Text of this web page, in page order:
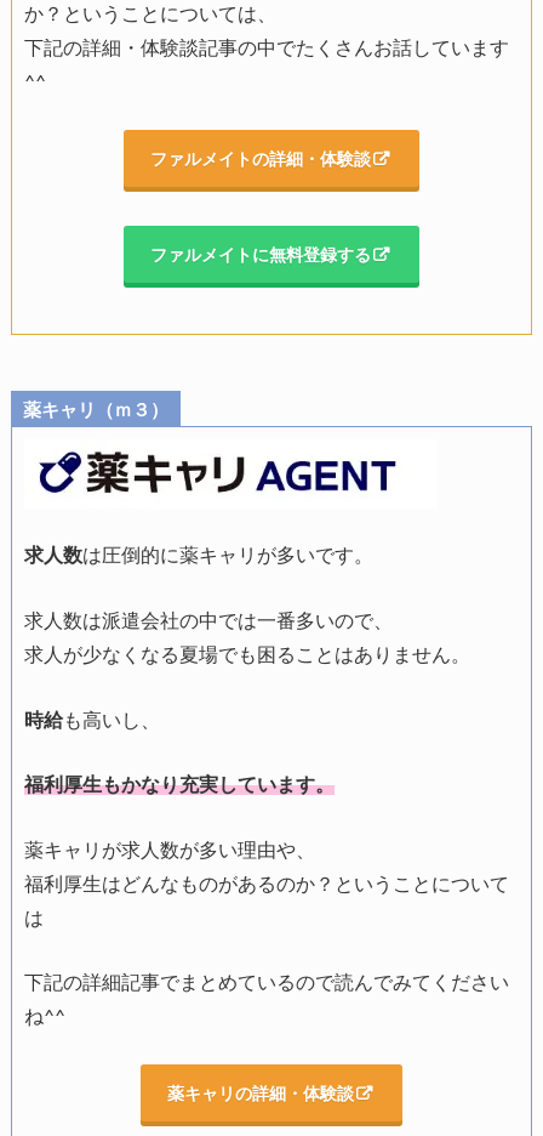
か？ということについては、
下記の詳細・体験談記事の中でたくさんお話しています
^^
ファルメイトの詳細・体験談
ファルメイトに無料登録する
薬キャリ（ｍ３）
求人数は圧倒的に薬キャリが多いです。
求人数は派遣会社の中では一番多いので、
求人が少なくなる夏場でも困ることはありません。
時給も高いし、
福利厚生もかなり充実しています。
薬キャリが求人数が多い理由や、
福利厚生はどんなものがあるのか？ということについて
は
下記の詳細記事でまとめているので読んでみてください
ね^^
薬キャリの詳細・体験談